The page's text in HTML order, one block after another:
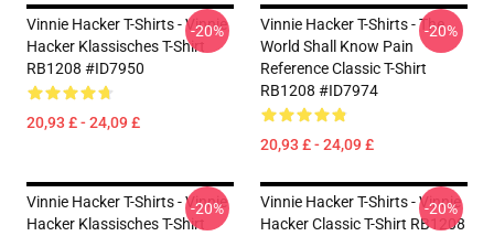
Vinnie Hacker T-Shirts - Vinnie
Hacker Klassisches T-Shirt
RB1208 #ID7950
20,93 £ - 24,09 £
-20%
Vinnie Hacker T-Shirts - The
World Shall Know Pain
Reference Classic T-Shirt
RB1208 #ID7974
20,93 £ - 24,09 £
-20%
Vinnie Hacker T-Shirts - Vinnie
Hacker Klassisches T-Shirt
-20%
Vinnie Hacker T-Shirts - Vinnie
Hacker Classic T-Shirt RB1208
-20%